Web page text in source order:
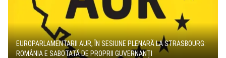
EUROPARLAMENTARII AUR, ÎN SESIUNE PLENARĂ LA STRASBOURG:
ROMÂNIA E SABOTATĂ DE PROPRII GUVERNANȚI